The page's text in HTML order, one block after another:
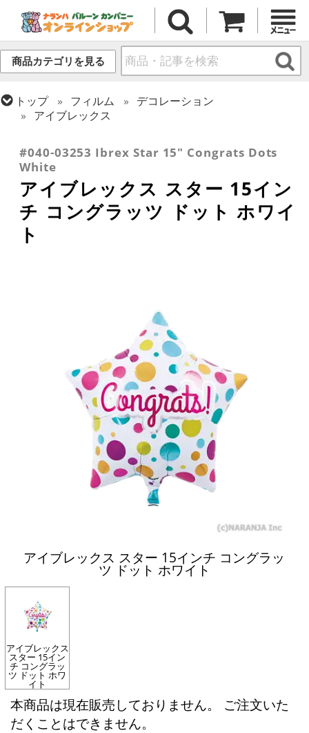
商品カテゴリを見る
トップ フィルム
デコレーション
アイブレックス
おめでとう・記念日
#040-03253 Ibrex Star 15" Congrats Dots
White
アイブレックス スター 15イン
チ コングラッツ ドット ホワイ
ト
アイブレックス スター 15インチ コングラッ
ツ ドット ホワイト
アイブレックス
スター 15イン
チ コングラッ
ツ ドット ホワ
イト
本商品は現在販売しておりません。 ご注文いた
だくことはできません。